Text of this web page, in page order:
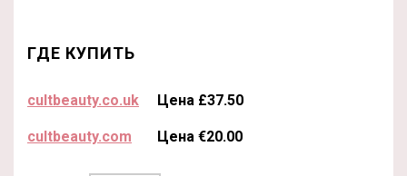
ГДЕ КУПИТЬ
cultbeauty.co.uk Цена £37.50
cultbeauty.com Цена €20.00